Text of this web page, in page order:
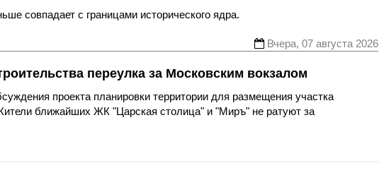
совпадает с границами исторического ядра.
Вчера, 07 августа 2026
переулка за Московским вокзалом
проекта планировки территории для размещения участка
ближайших ЖК "Царская столица" и "Миръ" не ратуют за